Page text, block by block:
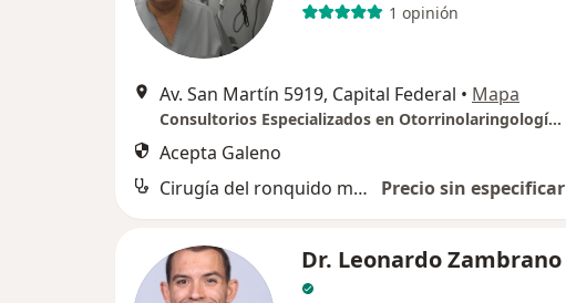
1 opinión
Av. San Martín 5919, Capital Federal • Mapa
Consultorios Especializados en Otorrinolaringología (C.E.O.R.L.)
Acepta Galeno
Cirugía del ronquido mediante el método de criocirugía y radiofrecuencia
Precio sin especificar
Dr. Leonardo Zambrano